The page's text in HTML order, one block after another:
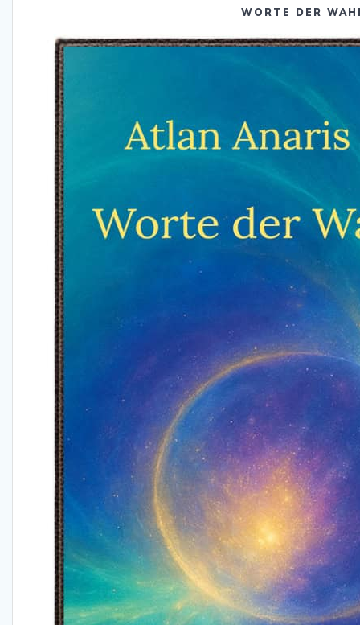
WORTE DER